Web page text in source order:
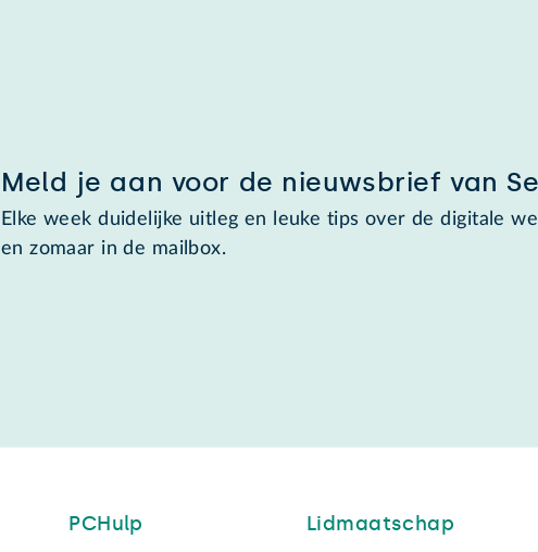
Meld je aan voor de nieuwsbrief van
Elke week duidelijke uitleg en leuke tips over de digitale
en zomaar in de mailbox.
PCHulp Lidmaatschap